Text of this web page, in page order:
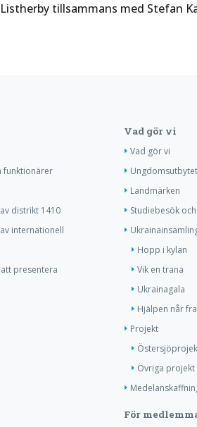
tillsammans med Stefan
funktionärer
distrikt 1410
internationell
presentera
Vad gör vi
Vad gör vi
Ungdomsutbytet
Landmärken
Studiebesök
Hopp i kylan
Vik en trana
Ukrainagala
Hjälpen når
Projekt
Övriga projekt
För